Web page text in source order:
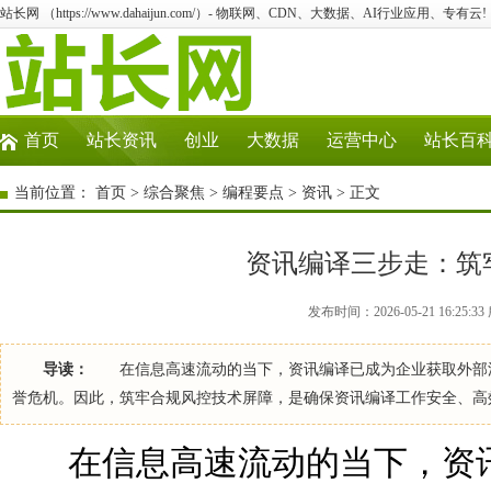
站长网 （https://www.dahaijun.com/）- 物联网、CDN、大数据、AI行业应用、专有云!
首页 站长资讯 创业 大数据 运营中心 站长百
当前位置： 首页 > 综合聚焦 > 编程要点 > 资讯 > 正文
资讯编译三步走：
发布时间：2026-05-21
导读：
在信息高速流动的当下，资讯编译已成为企业获取外部
誉危机。因此，筑牢合规风控技术屏障，是确保资讯编译工作安全
在信息高速流动的当下，资